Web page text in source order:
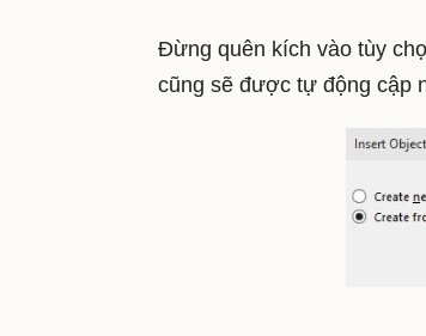
Đừng quên kích vào tùy
cũng sẽ được tự động cập